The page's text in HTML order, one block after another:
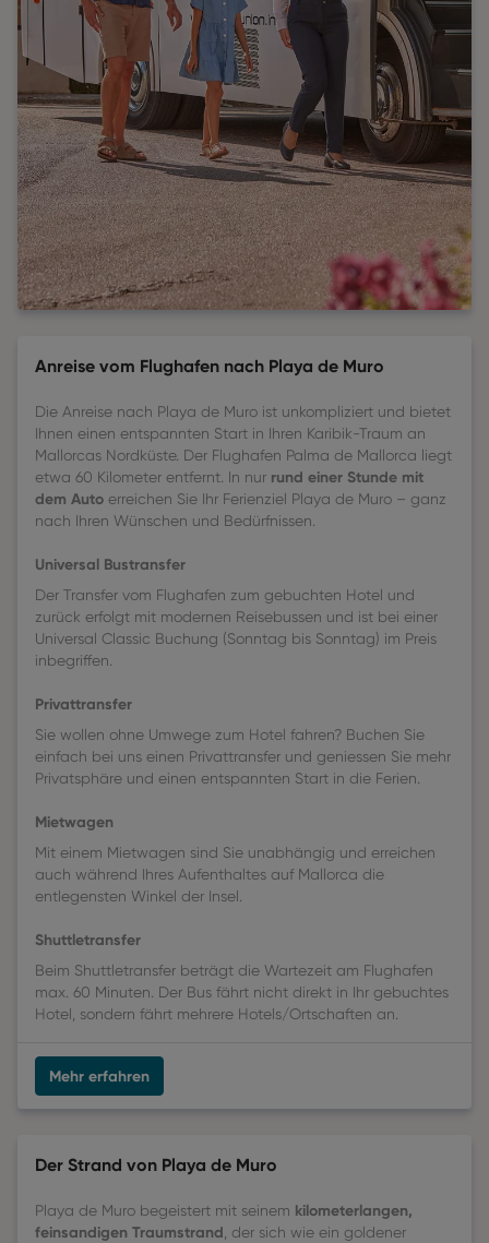
Anreise vom Flughafen nach Playa de Muro
Die Anreise nach Playa de Muro ist unkompliziert und bietet
Ihnen einen entspannten Start in Ihren Karibik-Traum an
Mallorcas Nordküste. Der Flughafen Palma de Mallorca liegt
etwa 60 Kilometer entfernt. In nur rund einer Stunde mit
dem Auto erreichen Sie Ihr Ferienziel Playa de Muro – ganz
nach Ihren Wünschen und Bedürfnissen.
Universal Bustransfer
Der Transfer vom Flughafen zum gebuchten Hotel und
zurück erfolgt mit modernen Reisebussen und ist bei einer
Universal Classic Buchung (Sonntag bis Sonntag) im Preis
inbegriffen.
Privattransfer
Sie wollen ohne Umwege zum Hotel fahren? Buchen Sie
einfach bei uns einen Privattransfer und geniessen Sie mehr
Privatsphäre und einen entspannten Start in die Ferien.
Mietwagen
Mit einem Mietwagen sind Sie unabhängig und erreichen
auch während Ihres Aufenthaltes auf Mallorca die
entlegensten Winkel der Insel.
Shuttletransfer
Beim Shuttletransfer beträgt die Wartezeit am Flughafen
max. 60 Minuten. Der Bus fährt nicht direkt in Ihr gebuchtes
Hotel, sondern fährt mehrere Hotels/Ortschaften an.
Mehr erfahren
Der Strand von Playa de Muro
Playa de Muro begeistert mit seinem kilometerlangen,
feinsandigen Traumstrand , der sich wie ein goldener